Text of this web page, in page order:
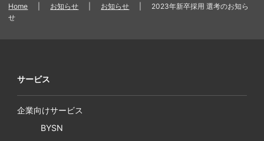
Home お知らせ お知らせ
2023年新卒採用 選考のお知ら
せ
サービス
企業向けサービス
BYSN